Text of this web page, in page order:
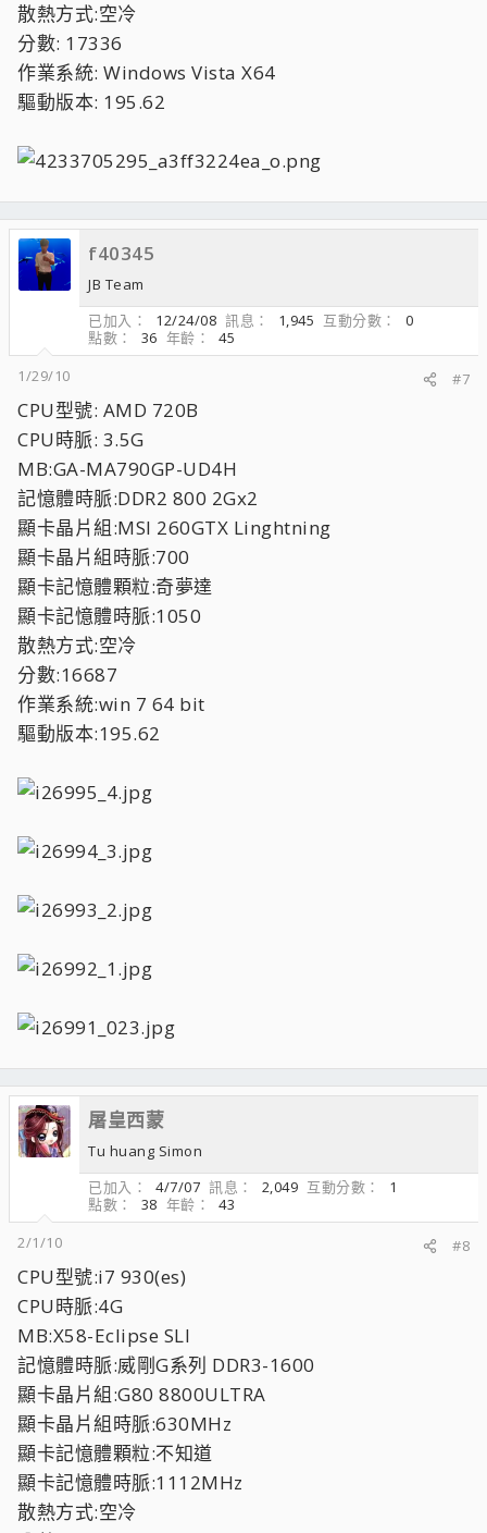
散熱方式:空冷
分數: 17336
作業系統: Windows Vista X64
驅動版本: 195.62
f40345
JB Team
已加入
12/24/08 訊息 1,945 互動分數
0
點數
36 年齡
45
1/29/10
#7
CPU型號: AMD 720B
CPU時脈: 3.5G
MB:GA-MA790GP-UD4H
記憶體時脈:DDR2 800 2Gx2
顯卡晶片組:MSI 260GTX Linghtning
顯卡晶片組時脈:700
顯卡記憶體顆粒:奇夢達
顯卡記憶體時脈:1050
散熱方式:空冷
分數:16687
作業系統:win 7 64 bit
驅動版本:195.62
屠皇西蒙
Tu huang Simon
已加入
4/7/07 訊息 2,049 互動分數
1
點數
38 年齡
43
2/1/10
#8
CPU型號:i7 930(es)
CPU時脈:4G
MB:X58-Eclipse SLI
記憶體時脈:威剛G系列 DDR3-1600
顯卡晶片組:G80 8800ULTRA
顯卡晶片組時脈:630MHz
顯卡記憶體顆粒:不知道
顯卡記憶體時脈:1112MHz
散熱方式:空冷